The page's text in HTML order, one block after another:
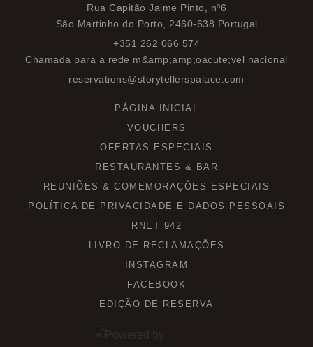
Rua Capitão Jaime Pinto, nº6
São Martinho do Porto, 2460-638 Portugal
+351 262 066 574
Chamada para a rede m&amp;amp;oacute;vel nacional
reservations@storytellerspalace.com
PÁGINA INICIAL
VOUCHERS
OFERTAS ESPECIAIS
RESTAURANTES & BAR
REUNIÕES & COMEMORAÇÕES ESPECIAIS
POLÍTICA DE PRIVACIDADE E DADOS PESSOAIS
RNET 942
LIVRO DE RECLAMAÇÕES
INSTAGRAM
FACEBOOK
EDIÇÃO DE RESERVA